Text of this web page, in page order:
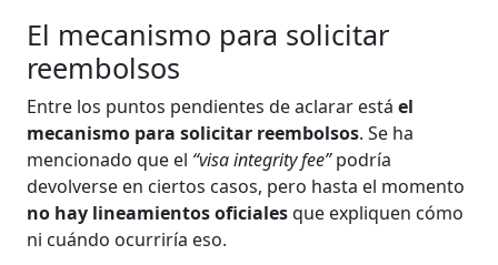
El mecanismo para solicitar
reembolsos
Entre los puntos pendientes de aclarar estáel
mecanismo para solicitar reembolsos. Se ha
mencionado que el “visa integrity fee”podría
devolverse en ciertos casos, pero hasta el momento
no hay lineamientos oficialesque expliquen cómo
ni cuándo ocurriría eso.